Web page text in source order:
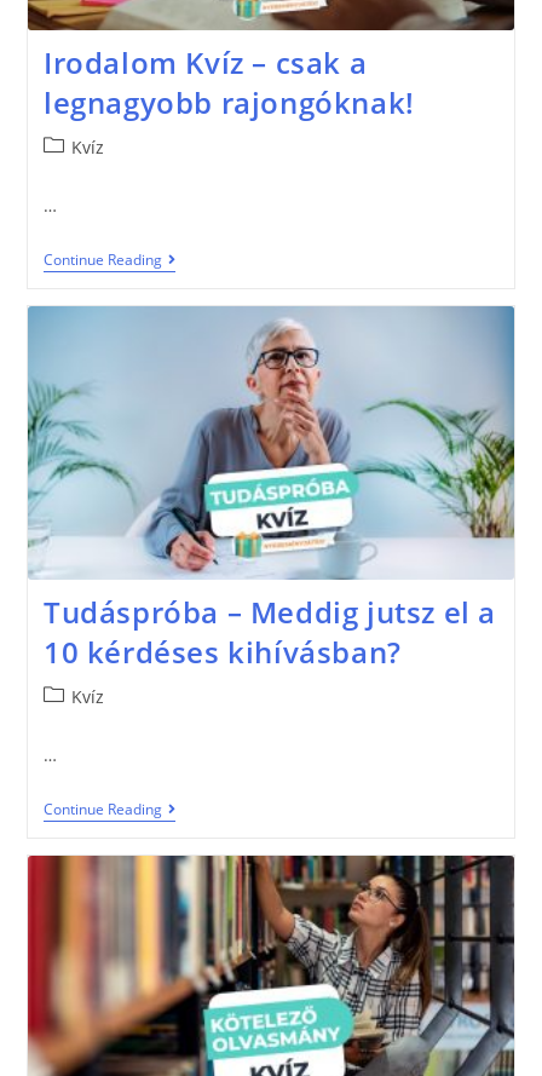
Irodalom Kvíz – csak a
legnagyobb rajongóknak!
Kvíz
…
Continue Reading
Tudáspróba – Meddig jutsz el a
10 kérdéses kihívásban?
Kvíz
…
Continue Reading